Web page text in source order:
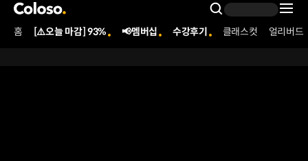
콜로소
Search
Coloso Menu
홈 [⚠️오늘 마감] 93% 📢멤버십 수강후기 클래스컷 얼리버드